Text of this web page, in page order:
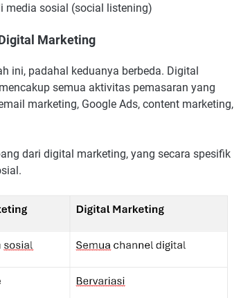
media sosial (social listening)
Marketing
ini, padahal keduanya berbeda. Digital
semua aktivitas pemasaran yang
marketing, Google Ads, content marketing,
dari digital marketing, yang secara spesifik